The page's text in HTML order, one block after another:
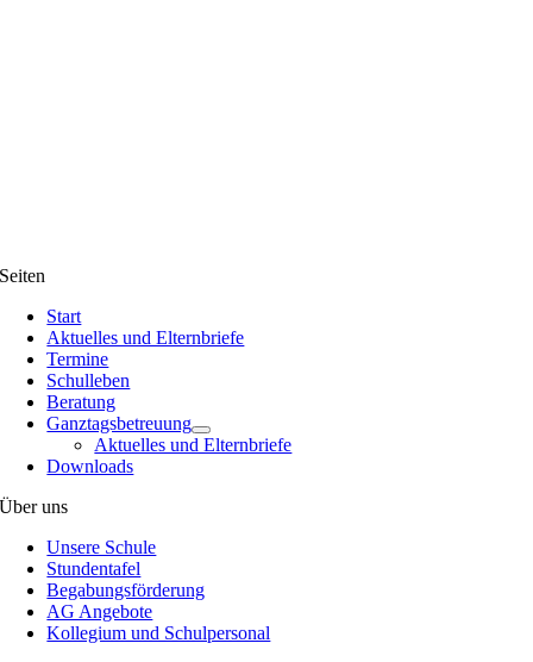
Seiten
Start
Aktuelles und Elternbriefe
Termine
Schulleben
Beratung
Ganztagsbetreuung
Aktuelles und Elternbriefe
Downloads
Über uns
Unsere Schule
Stundentafel
Begabungsförderung
AG Angebote
Kollegium und Schulpersonal